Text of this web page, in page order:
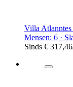
Villa
Mensen: 6 ·
Sinds € 317,46